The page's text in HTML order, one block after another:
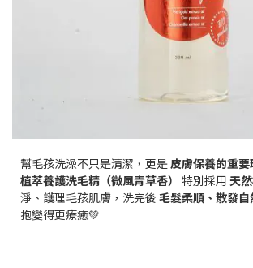
幫毛孩洗澡不只是清潔，更是皮膚保養的重要
植萃養護洗毛精（微風青草香） 特別採用 天
淨、護理毛孩肌膚，洗完後 毛髮柔順、散發
抱變得更療癒💚